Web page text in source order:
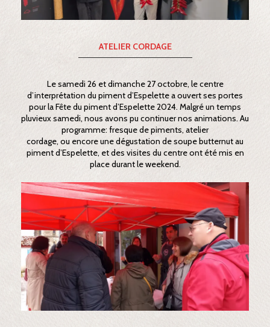
ATELIER CORDAGE
Le samedi 26 et dimanche 27 octobre, le centre
d’interprétation du piment d’Espelette a ouvert ses portes
pour la Fête du piment d’Espelette 2024. Malgré un temps
pluvieux samedi, nous avons pu continuer nos animations. Au
programme: fresque de piments, atelier
cordage, ou encore une dégustation de soupe butternut au
piment d’Espelette, et des visites du centre ont été mis en
place durant le weekend.